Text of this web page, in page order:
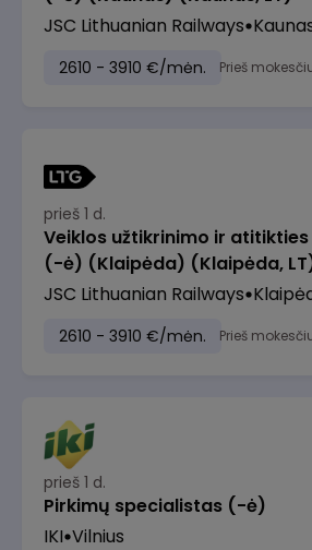
JSC Lithuanian Railways
2610 - 3910 €/mėn. Prieš
prieš 1 d.
Veiklos užtikrinimo ir
(-ė) (Klaipėda) (Klaipėda,
JSC Lithuanian Railways
2610 - 3910 €/mėn. Prieš
prieš 1 d.
Pirkimų specialistas (-ė)
IKI Vilnius